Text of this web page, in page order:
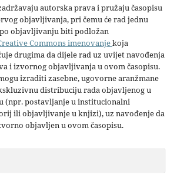
autorska prava i pružaju časopisu
objavljivanja, pri čemu će rad jednu
objavljivanju biti podložan
Commons imenovanjekoja
drugima da dijele rad uz uvijet navođenja
i izvornog objavljivanja u ovom časopisu.
izraditi zasebne, ugovorne aranžmane
distribuciju rada objavljenog u
(npr. postavljanje u institucionalni
ili objavljivanje u knjizi), uz navođenje da
objavljen u ovom časopisu.